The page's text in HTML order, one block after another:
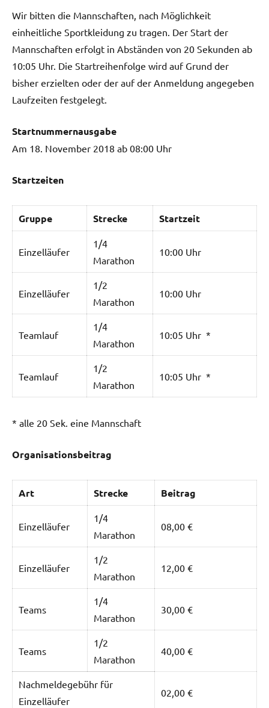
Wir bitten die Mannschaften, nach Möglichkeit
einheitliche Sportkleidung zu tragen. Der Start der
Mannschaften erfolgt in Abständen von 20 Sekunden ab
10:05 Uhr. Die Startreihenfolge wird auf Grund der
bisher erzielten oder der auf der Anmeldung angegeben
Laufzeiten festgelegt.
Startnummernausgabe
Am 18. November 2018 ab 08:00 Uhr
Startzeiten
Gruppe Strecke Startzeit
Einzelläufer
1/4
Marathon
10:00 Uhr
Einzelläufer
1/2
Marathon
10:00 Uhr
Teamlauf
1/4
Marathon
10:05 Uhr *
Teamlauf
1/2
Marathon
10:05 Uhr *
* alle 20 Sek. eine Mannschaft
Organisationsbeitrag
Art Strecke Beitrag
Einzelläufer
1/4
Marathon
08,00 €
Einzelläufer
1/2
Marathon
12,00 €
Teams
1/4
Marathon
30,00 €
Teams
1/2
Marathon
40,00 €
Nachmeldegebühr für
Einzelläufer
02,00 €